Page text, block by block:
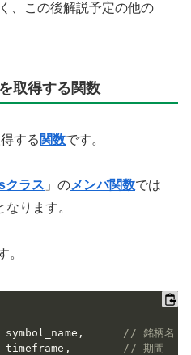
、この後解説予定の他の
取得する関数
する 関数です。
クラス 」のメンバ関数では
なります。
。
symbol_name
,
// 銘柄名
timeframe
,
// 期間